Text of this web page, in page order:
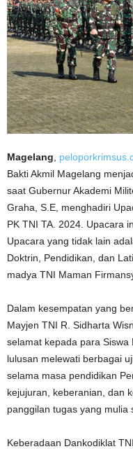
Magelang
Bakti Akmil Magelang
saat Gubernur Akademi
Graha, S.E, menghadiri
PK TNI TA. 2024. Upacara
Upacara yang tidak lain
Doktrin, Pendidikan, dan
madya TNI Maman
Dalam kesempatan yang
Mayjen TNI R. Sidharta
selamat kepada para Siswa
lulusan melewati berbagai
selama masa pendidikan
kejujuran, keberanian, dan
panggilan tugas yang mulia
Keberadaan Dankodiklat